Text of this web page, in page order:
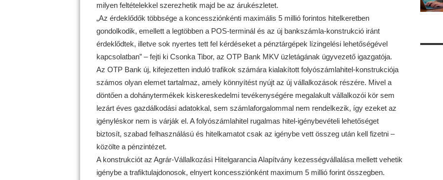
milyen feltételekkel szerezhetik majd be az árukészletet.
„Az érdeklődők többsége a koncessziónkénti maximális 5 millió forintos hitelkeretben
gondolkodik, emellett a legtöbben a POS-terminál és az új bankszámla-konstrukció iránt
érdeklődtek, illetve sok nyertes tett fel kérdéseket a pénztárgépek lízingelési lehetőségével
kapcsolatban” – fejti ki Csonka Tibor, az OTP Bank MKV üzletágának ügyvezető igazgatója.
Az OTP Bank új, kifejezetten induló trafikok számára kialakított folyószámlahitel-konstrukciója
számos olyan elemet tartalmaz, amely könnyítést nyújt az új vállalkozások részére. Mivel a
döntően a dohánytermékek kiskereskedelmi tevékenységére megalakult vállalkozói kör sem
lezárt éves gazdálkodási adatokkal, sem számlaforgalommal nem rendelkezik, így ezeket az
igényléskor nem is várják el. A folyószámlahitel rugalmas hitel-igénybevételi lehetőséget
biztosít, szabad felhasználású és hitelkamatot csak az igénybe vett összeg után kell fizetni –
közölte a pénzintézet.
A konstrukciót az Agrár-Vállalkozási Hitelgarancia Alapítvány kezességvállalása mellett vehetik
igénybe a trafiktulajdonosok, elnyert koncessziónként maximum 5 millió forint összegben.